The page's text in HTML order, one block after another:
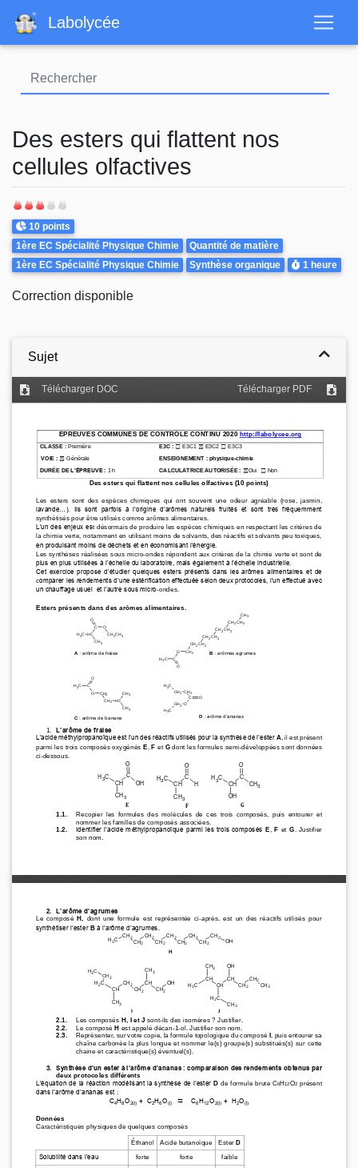
contenu
Labolycée
Des esters qui flattent nos
cellules olfactives
Points
10 points
Theme
1ère EC Spécialité Physique Chimie
Quantité de matière
1ère EC Spécialité Physique Chimie
Synthèse organique Durée
1 heure
Correction disponible
Sujet